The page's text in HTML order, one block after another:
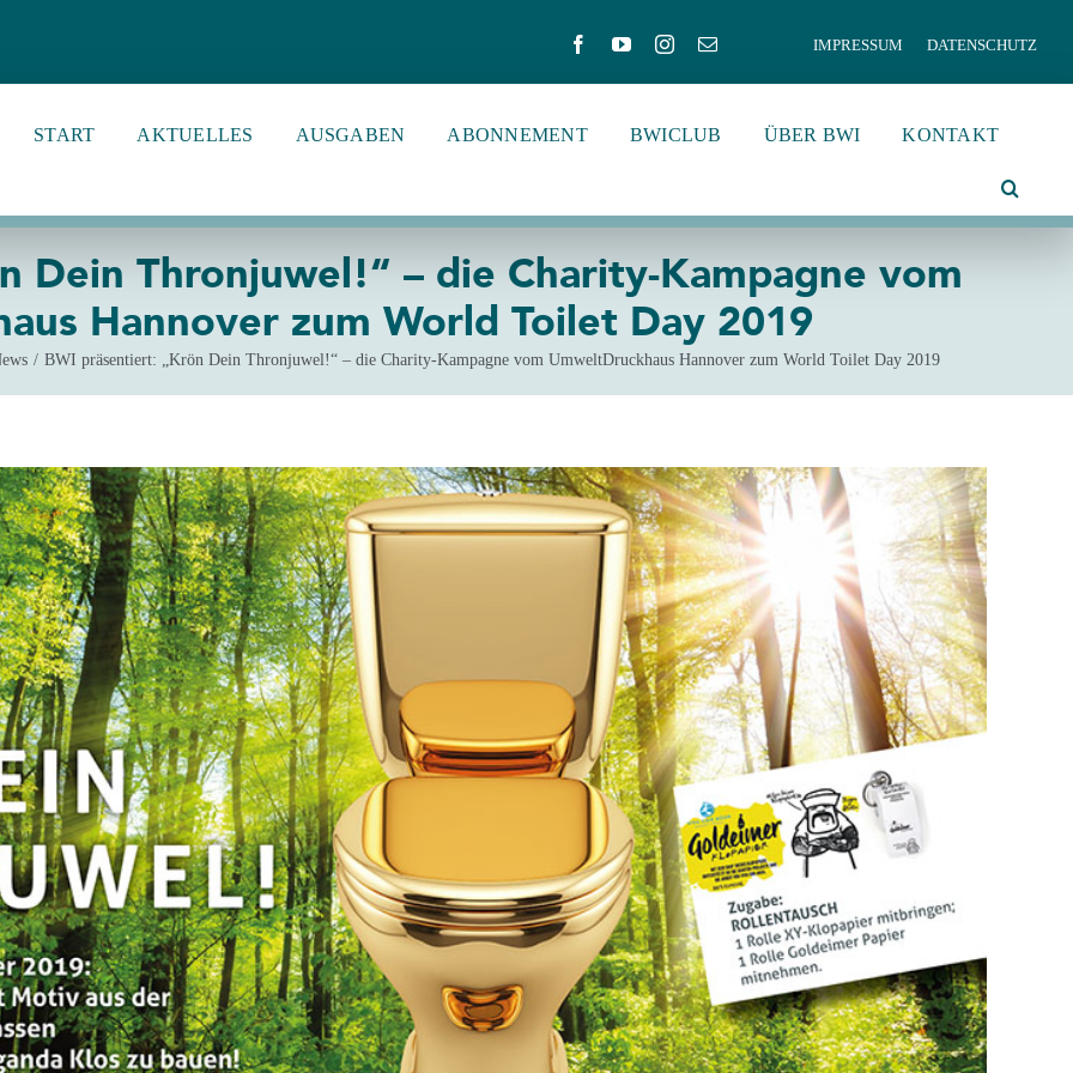
IMPRESSUM DATENSCHUTZ
START AKTUELLES AUSGABEN ABONNEMENT BWICLUB ÜBER BWI KONTAKT
Dein Thronjuwel!“ – die Charity-Kampagne vom
Hannover zum World Toilet Day 2019
BWI präsentiert: „Krön Dein Thronjuwel!“ – die Charity-Kampagne vom UmweltDruckhaus Hannover zum World Toilet Day 2019